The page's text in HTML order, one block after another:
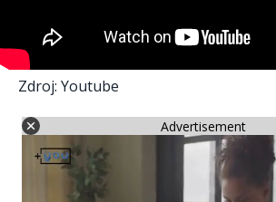
Zdroj: Youtube
Advertisement